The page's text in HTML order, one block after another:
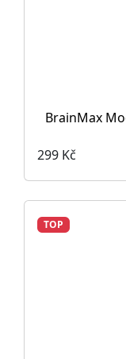
BrainMax
299 Kč
TOP